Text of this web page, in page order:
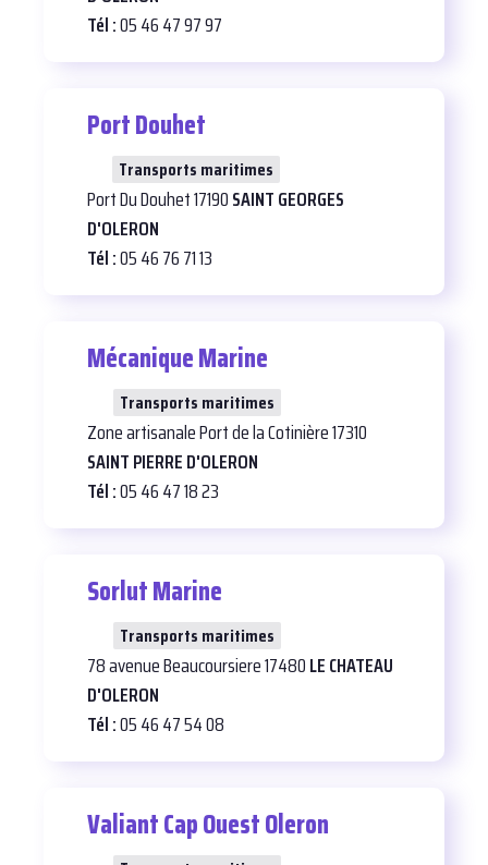
Tél :05 46 47 97 97
Port Douhet
Transports maritimes
Port Du Douhet 17190SAINT GEORGES
D'OLERON
Tél :05 46 76 71 13
Mécanique Marine
Transports maritimes
Zone artisanale Port de la Cotinière 17310
SAINT PIERRE D'OLERON
Tél :05 46 47 18 23
Sorlut Marine
Transports maritimes
78 avenue Beaucoursiere 17480LE CHATEAU
D'OLERON
Tél :05 46 47 54 08
Valiant Cap Ouest Oleron